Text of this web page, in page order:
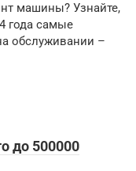
машины? Узнайте,
года самые
обслуживании –
до 500000